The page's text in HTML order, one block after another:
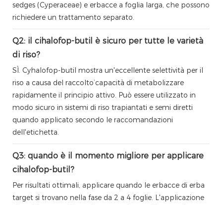
sedges (Cyperaceae) e erbacce a foglia larga, che possono
richiedere un trattamento separato.
Q2: il cihalofop-butil è sicuro per tutte le varietà
di riso?
SÌ. Cyhalofop-butil mostra un'eccellente selettività per il
riso a causa del raccolto’capacità di metabolizzare
rapidamente il principio attivo. Può essere utilizzato in
modo sicuro in sistemi di riso trapiantati e semi diretti
quando applicato secondo le raccomandazioni
dell'etichetta.
Q3: quando è il momento migliore per applicare
cihalofop-butil?
Per risultati ottimali, applicare quando le erbacce di erba
target si trovano nella fase da 2 a 4 foglie. L'applicazione